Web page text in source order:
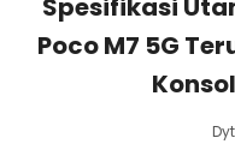
Spesifikasi
Poco M7 5G